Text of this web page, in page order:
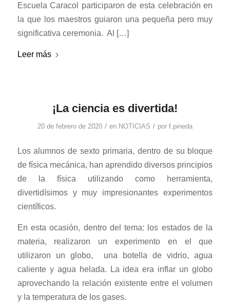
Escuela Caracol participaron de esta celebración en
la que los maestros guiaron una pequeña pero muy
significativa ceremonia. Al […]
Leer más
¡La ciencia es divertida!
20 de febrero de 2020 / en NOTICIAS / por f.pineda
Los alumnos de sexto primaria, dentro de su bloque
de física mecánica, han aprendido diversos principios
de la física utilizando como herramienta,
divertidísimos y muy impresionantes experimentos
científicos.
En esta ocasión, dentro del tema: los estados de la
materia, realizaron un experimento en el que
utilizaron un globo,
una botella de vidrio, agua
caliente y agua helada. La idea era inflar un globo
aprovechando la relación existente entre el volumen
y la temperatura de los gases.